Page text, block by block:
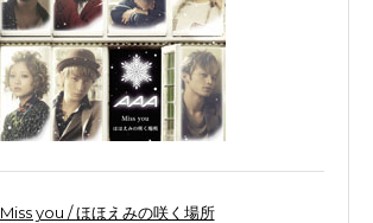
Miss you / ほほえみの咲く場所